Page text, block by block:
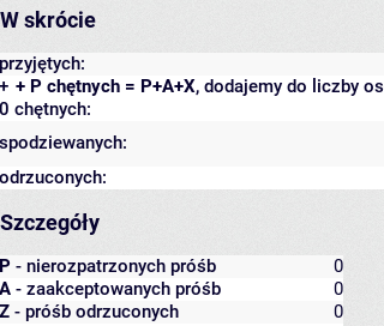
W skrócie
przyjętych:
+ P chętnych = P+A+X, dodajemy do liczby
+
0 chętnych:
spodziewanych:
odrzuconych:
Szczegóły
P - nierozpatrzonych próśb
0
A - zaakceptowanych próśb
0
Z - próśb odrzuconych
0